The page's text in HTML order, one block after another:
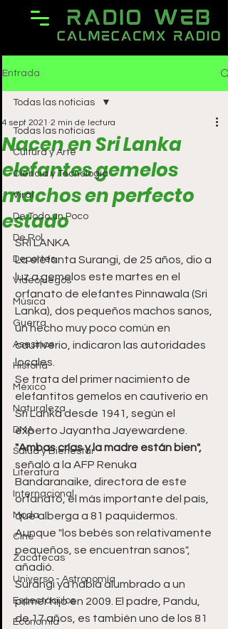
Entrada
Todas las noticias
Cultura y Arte
Ciencia y Tecnología
Viral
De Todo un Poco
De Rol
Deportes
Videojuegos
Música
Guerra
Asesinos
Historia
México
Naturaleza
DMA
Salud y Bienestar
Literatura
Internacional
Moda
Cine
Zacatecas
Universo - Astronomía
Espectáculos
Economía
Todas las noticias
Nacen en Sri Lanka
elefantes gemelos
machos en perfecto
estado
4 sept 2021 2 min de lectura
SRI LANKA
La elefanta Surangi, de 25 años, dio a
luz a gemelos este martes en el
orfanato de elefantes Pinnawala (Sri
Lanka), dos pequeños machos sanos,
un hecho muy poco común en
cautiverio, indicaron las autoridades
locales.
Se trata del primer nacimiento de
elefantitos gemelos en cautiverio en
Sri Lanka desde 1941, según el
experto Jayantha Jayewardene.
"Ambas crías y la madre están bien",
señaló a la AFP Renuka
Bandaranaike, directora de este
orfanato, el más importante del país,
que alberga a 81 paquidermos.
Aunque "los bebés son relativamente
pequeños, se encuentran sanos",
añadió.
Surangi ya había alumbrado a un
primer hijo en 2009. El padre, Pandu,
de 17 años, es también uno de los 81